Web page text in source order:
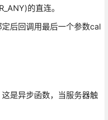
的直连。
后回调用最后一个参数cal
是异步函数，当服务器触